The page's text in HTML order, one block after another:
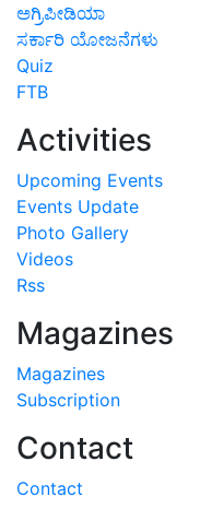
ಅಗ್ರಿಪೀಡಿಯಾ
ಸರ್ಕಾರಿ ಯೋಜನೆಗಳು
Quiz
FTB
Activities
Upcoming Events
Events Update
Photo Gallery
Videos
Rss
Magazines
Magazines
Subscription
Contact
Contact